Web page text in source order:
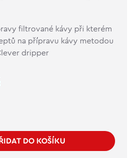
filtrované kávy při kterém
na přípravu kávy metodou
dripper
DO KOŠÍKU